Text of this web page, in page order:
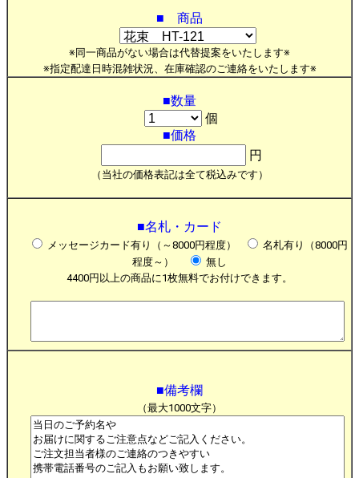
■ 商品
※同一商品がない場合は代替提案をいたします※
※指定配達日時混雑状況、在庫確認のご連絡をいたします※
■数量
個
■価格
円
（当社の価格表記は全て税込みです）
■名札・カード
メッセージカード有り（～8000円程度）
名札有り（8000円
程度～）
無し
4400円以上の商品に1枚無料でお付けできます。
■備考欄
（最大1000文字）